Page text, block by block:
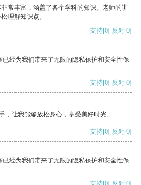
常丰富，涵盖了各个学科的知识。老师的讲
理解知识点。
支持[0] 反对[0]
经为我们带来了无限的隐私保护和安全性保
支持[0] 反对[0]
，让我能够放松身心，享受美好时光。
支持[0] 反对[0]
经为我们带来了无限的隐私保护和安全性保
支持[0] 反对[0]